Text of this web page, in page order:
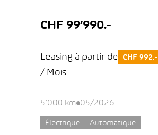
CHF 99’990.-
Leasing à partir de CHF 992.-
/ Mois
5’000 km 05/2026
Électrique Automatique